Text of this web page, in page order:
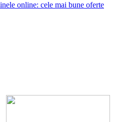
online: cele mai bune oferte